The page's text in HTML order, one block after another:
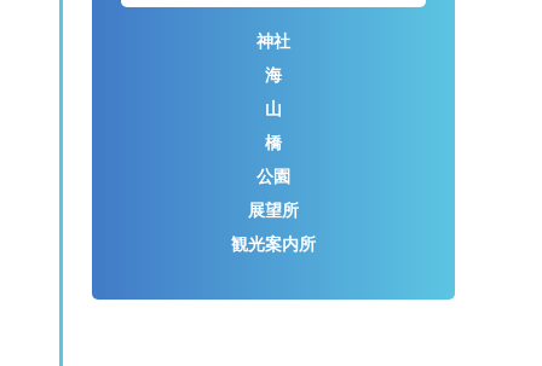
神社
海
山
橋
公園
展望所
観光案内所